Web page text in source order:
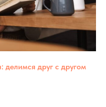
друг с другом